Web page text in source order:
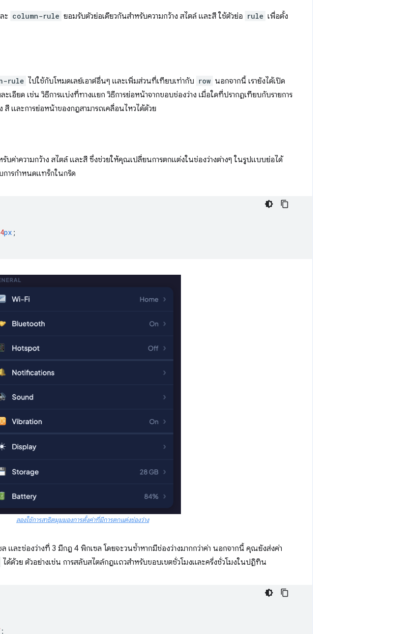
ะ column-rule ยอมรับตัวย่อเดียวกันสำหรับความกว้าง สไตล์ และสี ใช้ตัวย่อ rule เพื่อตั้ง
rule ไปใช้กับโหมดเลย์เอาต์อื่นๆ และเพิ่มส่วนที่เทียบเท่ากับ row นอกจากนี้ เรายังได้เปิด
เอียด เช่น วิธีการแบ่งที่ทางแยก วิธีการย่อหน้าจากขอบช่องว่าง เมื่อใดที่ปรากฏเทียบกับรายการ
สี และการย่อหน้าของกฎสามารถเคลื่อนไหวได้ด้วย
รับค่าความกว้าง สไตล์ และสี ซึ่งช่วยให้คุณเปลี่ยนการตกแต่งในช่องว่างต่างๆ ในรูปแบบย่อได้
การกำหนดแทร็กในกริด
4px ;
ลองใช้การสาธิตมุมมองการตั้งค่าที่มีการตกแต่งช่องว่าง
และช่องว่างที่ 3 มีกฎ 4 พิกเซล โดยจะวนซ้ำหากมีช่องว่างมากกว่าค่า นอกจากนี้ คุณยังส่งค่า
ได้ด้วย ตัวอย่างเช่น การสลับสไตล์กฎแถวสำหรับขอบเขตชั่วโมงและครึ่งชั่วโมงในปฏิทิน
;